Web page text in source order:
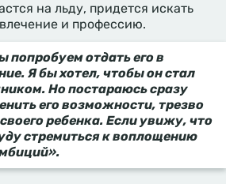
на льду, придется искать
и профессию.
отдать его в
Я бы хотел, чтобы он стал
Но постараюсь сразу
его возможности, трезво
ребенка. Если увижу, что
стремиться к воплощению